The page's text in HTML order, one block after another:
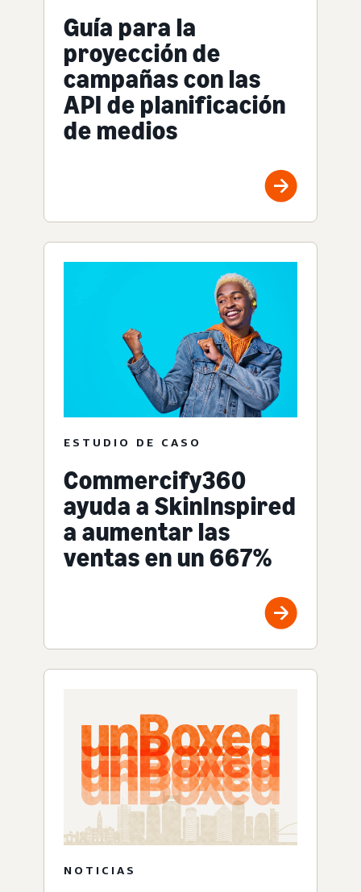
Guía para la
proyección de
campañas con las
API de planificación
de medios
ESTUDIO DE CASO
Commercify360
ayuda a SkinInspired
a aumentar las
ventas en un 667%
NOTICIAS